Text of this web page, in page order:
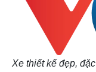
Xe thiết kế đẹp,